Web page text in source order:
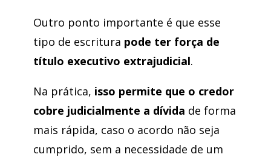
Outro ponto importante é que esse
tipo de escritura pode ter força de
título executivo extrajudicial.
Na prática, isso permite que o credor
cobre judicialmente a dívida de forma
mais rápida, caso o acordo não seja
cumprido, sem a necessidade de um